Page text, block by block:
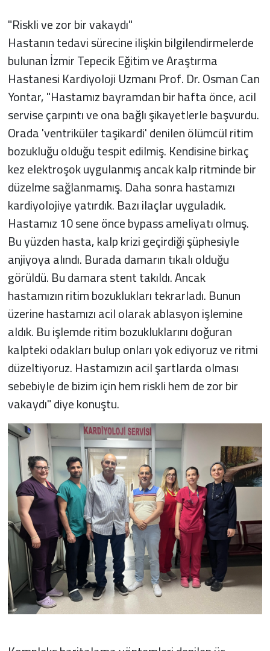
"Riskli ve zor bir vakaydı"
Hastanın tedavi sürecine ilişkin bilgilendirmelerde
bulunan İzmir Tepecik Eğitim ve Araştırma
Hastanesi Kardiyoloji Uzmanı Prof. Dr. Osman Can
Yontar, "Hastamız bayramdan bir hafta önce, acil
servise çarpıntı ve ona bağlı şikayetlerle başvurdu.
Orada 'ventriküler taşikardi' denilen ölümcül ritim
bozukluğu olduğu tespit edilmiş. Kendisine birkaç
kez elektroşok uygulanmış ancak kalp ritminde bir
düzelme sağlanmamış. Daha sonra hastamızı
kardiyolojiye yatırdık. Bazı ilaçlar uyguladık.
Hastamız 10 sene önce bypass ameliyatı olmuş.
Bu yüzden hasta, kalp krizi geçirdiği şüphesiyle
anjiyoya alındı. Burada damarın tıkalı olduğu
görüldü. Bu damara stent takıldı. Ancak
hastamızın ritim bozuklukları tekrarladı. Bunun
üzerine hastamızı acil olarak ablasyon işlemine
aldık. Bu işlemde ritim bozukluklarını doğuran
kalpteki odakları bulup onları yok ediyoruz ve ritmi
düzeltiyoruz. Hastamızın acil şartlarda olması
sebebiyle de bizim için hem riskli hem de zor bir
vakaydı" diye konuştu.